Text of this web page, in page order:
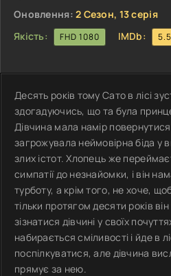
Оновлення: 2 Сезон, 13 серія
Якість:
FHD 1080 IMDb: 5.5
Десять років тому Сато в лісі
здогадуючись, що та була
Дівчина мала намір
загрожувала неймовірна біда у
злих істот. Хлопець же
симпатії до незнайомки, і він
турботу, а крім того, не хоче,
тільки протягом десяти років
зізнатися дівчині у своїх
набирається сміливості і йде в
поспілкуватися, але дівчина
прямує за нею.